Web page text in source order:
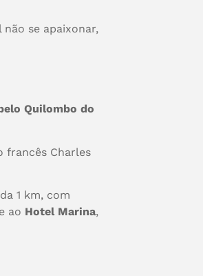
se apaixonar,
Quilombo do
francês Charles
1 km, com
ao Hotel Marina,